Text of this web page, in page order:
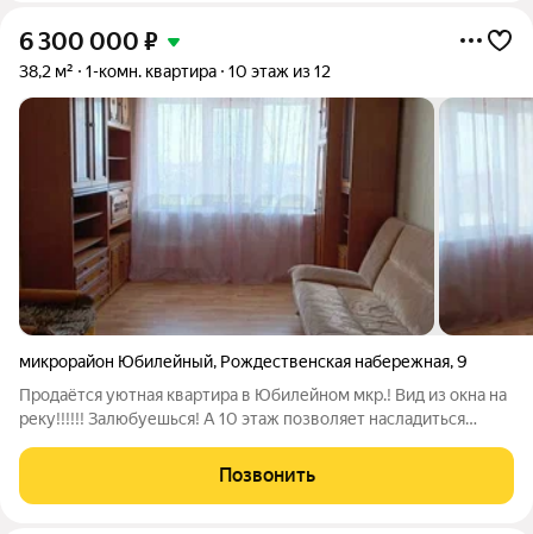
6 300 000 ₽
38,2 м² 1-комн. квартира 10 этаж из 12
микрорайон Юбилейный, Рождественская набережная,9
Продаётся уютная квартира в Юбилейном мкр.! Вид из окна на
реку!!!!!! Залюбуешься! А 10 этаж позволяет насладиться
удобной транспортной развязкой. Рядом конечная остановка
маршруток,
Позвонить